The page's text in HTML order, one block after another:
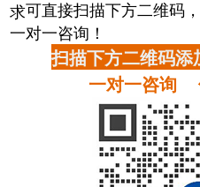
求可直接扫描下方二维码
一对一咨询！
扫描下方二维码
一对一咨询